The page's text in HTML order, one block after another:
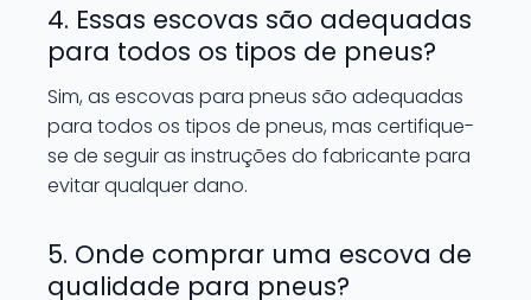
4. Essas escovas são adequadas
para todos os tipos de pneus?
Sim, as escovas para pneus são adequadas
para todos os tipos de pneus, mas certifique-
se de seguir as instruções do fabricante para
evitar qualquer dano.
5. Onde comprar uma escova de
qualidade para pneus?